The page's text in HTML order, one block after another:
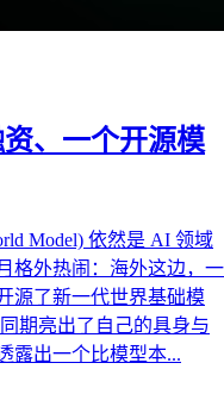
、一个开源模
Model) 依然是 AI 领域
格外热闹：海外这边，一
源了新一代世界基础模
期亮出了自己的具身与
露出一个比模型本...